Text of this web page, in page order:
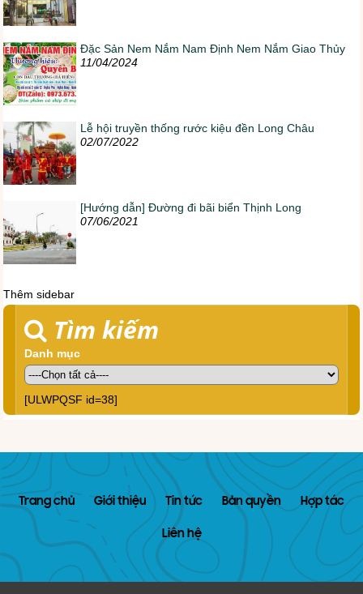
Đặc Sản Nem Nắm Nam Định Nem Nắm Giao Thủy
11/04/2024
Lễ hội truyền thống rước kiệu đền Long Châu
02/07/2022
[Hướng dẫn] Đường đi bãi biển Thịnh Long
07/06/2021
Thêm sidebar
Tìm kiếm
Danh mục
[ULWPQSF id=38]
Trang chủ Giới thiệu Tin tức Bản quyền Hợp tác
Liên hệ